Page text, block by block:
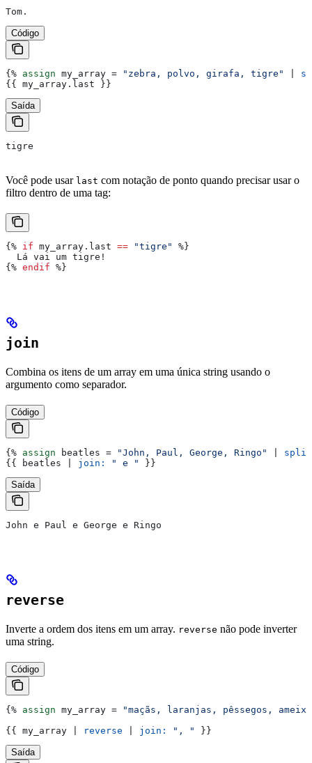
Tom.
Código
{% assign my_array = "zebra, polvo, girafa, tigre"
{{ my_array . last }}
Saída
tigre
Você pode usar last com notação de ponto quando precisar usar o
filtro dentro de uma tag:
{% if my_array . last == "tigre"
%}
  Lá vai um tigre!
{% endif %}
join
Combina os itens de um array em uma única string usando o
argumento como separador.
Código
{% assign beatles = "John, Paul, George, Ringo"
{{ beatles join: " e " }}
Saída
John e Paul e George e Ringo
reverse
Inverte a ordem dos itens em um array. reverse não pode inverter
uma string.
Código
{% assign my_array =
"maçãs, laranjas, pêssegos,
{{
my_array reverse join: ", " }}
Saída